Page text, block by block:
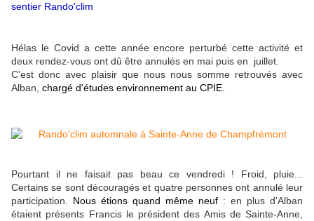
sentier Rando'clim
Hélas le Covid a cette année encore perturbé cette activité et
deux rendez-vous ont dû être annulés en mai puis en juillet.
C'est donc avec plaisir que nous nous somme retrouvés avec
Alban, chargé d'études environnement au CPIE.
Pourtant il ne faisait pas beau ce vendredi ! Froid, pluie...
Certains se sont découragés et quatre personnes ont annulé leur
participation. Nous étions quand même neuf : en plus d'Alban
étaient présents Francis le président des Amis de Sainte-Anne,